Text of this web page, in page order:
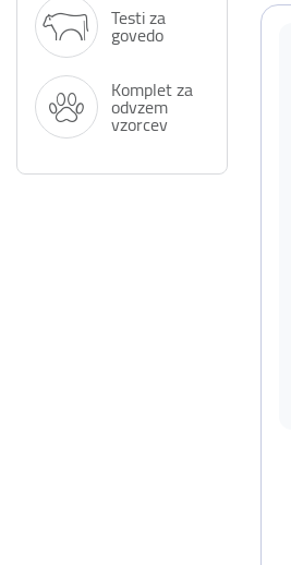
Testi za
govedo
Komplet za
odvzem
vzorcev